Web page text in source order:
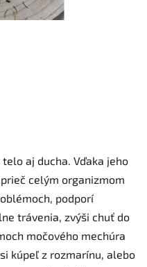
aj ducha. Vďaka jeho
celým organizmom
podporí
trávenia, zvýši chuť do
močového mechúra
kúpeľ z rozmarínu, alebo